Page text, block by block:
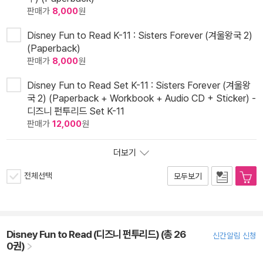
판매가 8,000원
Disney Fun to Read K-11 : Sisters Forever (겨울왕국 2)
(Paperback)
판매가 8,000원
Disney Fun to Read Set K-11 : Sisters Forever (겨울왕
국 2) (Paperback + Workbook + Audio CD + Sticker) -
디즈니 펀투리드 Set K-11
판매가 12,000원
더보기
전체선택 모두보기
Disney Fun to Read (디즈니 펀투리드) (총 26
0권)
신간알림 신청